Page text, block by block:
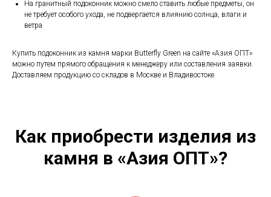
На гранитный подоконник можно смело ставить любые предметы, он
не требует особого ухода, не подвергается влиянию солнца, влаги и
ветра
Купить подоконник из камня марки Butterfly Green на сайте «Азия ОПТ»
можно путем прямого обращения к менеджеру или составления заявки.
Доставляем продукцию со складов в Москве и Владивостоке.
Как приобрести изделия из
камня в «Азия ОПТ»?